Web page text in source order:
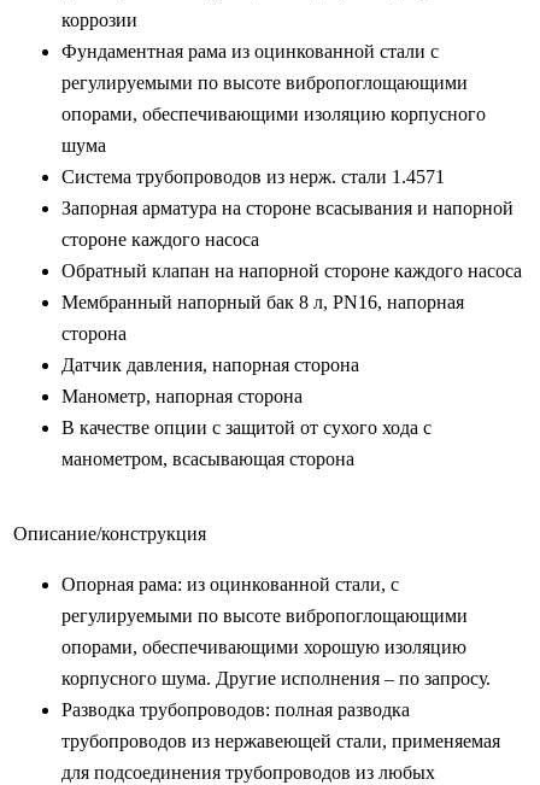
коррозии
Фундаментная рама из оцинкованной стали с
регулируемыми по высоте вибропоглощающими
опорами, обеспечивающими изоляцию корпусного
шума
Система трубопроводов из нерж. стали 1.4571
Запорная арматура на стороне всасывания и напорной
стороне каждого насоса
Обратный клапан на напорной стороне каждого насоса
Мембранный напорный бак 8 л, PN16, напорная
сторона
Датчик давления, напорная сторона
Манометр, напорная сторона
В качестве опции с защитой от сухого хода с
манометром, всасывающая сторона
Описание/конструкция
Опорная рама: из оцинкованной стали, с
регулируемыми по высоте вибропоглощающими
опорами, обеспечивающими хорошую изоляцию
корпусного шума. Другие исполнения – по запросу.
Разводка трубопроводов: полная разводка
трубопроводов из нержавеющей стали, применяемая
для подсоединения трубопроводов из любых